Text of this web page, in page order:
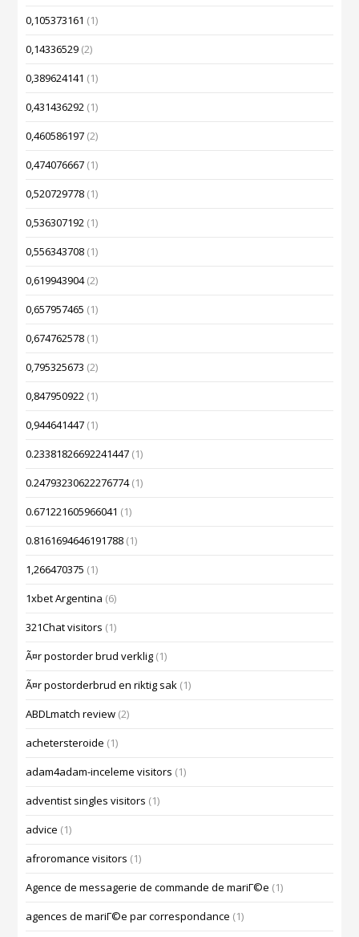
0,105373161 (1)
0,14336529 (2)
0,389624141 (1)
0,431436292 (1)
0,460586197 (2)
0,474076667 (1)
0,520729778 (1)
0,536307192 (1)
0,556343708 (1)
0,619943904(2)
0,657957465 (1)
0,674762578 (1)
0,795325673 (2)
0,847950922 (1)
0,944641447 (1)
0.23381826692241447 (1)
0.24793230622276774(1)
0.671221605966041 (1)
0.8161694646191788 (1)
1,266470375 (1)
1xbet Argentina (6)
321Chat visitors (1)
Ã¤r postorder brud verklig (1)
Ã¤r postorderbrud en riktig sak (1)
ABDLmatch review (2)
achetersteroide (1)
adam4adam-inceleme visitors (1)
adventist singles visitors (1)
advice (1)
afroromance visitors (1)
Agence de messagerie de commande de mariГ©e (1)
agences de mariГ©e par correspondance (1)